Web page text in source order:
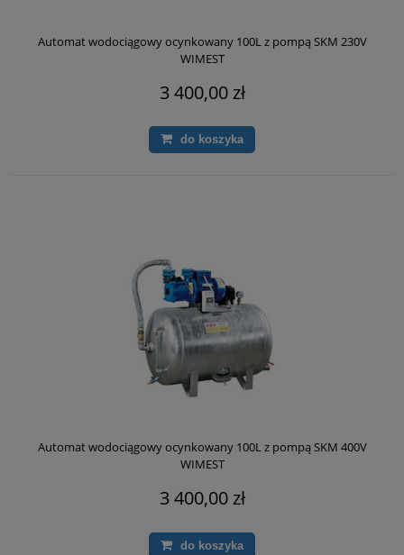
Automat wodociągowy ocynkowany 100L z pompą SKM 230V
WIMEST
3 400,00 zł
do koszyka
Automat wodociągowy ocynkowany 100L z pompą SKM 400V
WIMEST
3 400,00 zł
do koszyka